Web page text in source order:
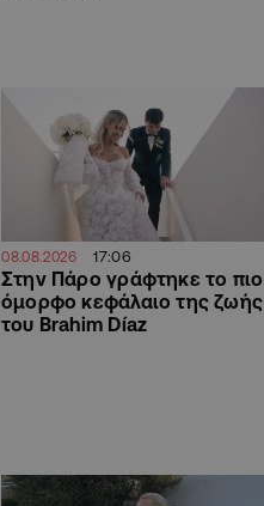
08.08.2026 17:06
Στην Πάρο γράφτηκε το πιο
όμορφο κεφάλαιο της ζωής
του Brahim Díaz